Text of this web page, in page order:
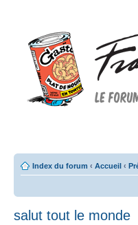
Index du forum ‹ Accueil ‹
salut tout le monde